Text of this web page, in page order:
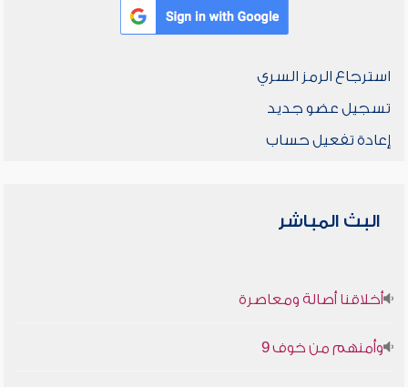
استرجاع الرمز السري
تسجيل عضو جديد
إعادة تفعيل حساب
البث المباشر
أخلاقنا أصالة ومعاصرة
وأمنهم من خوف 9